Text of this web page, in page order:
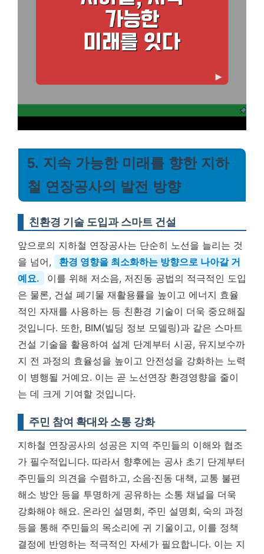
5. 지속 가능한 미래를 향한 지하
철 연장공사의 발전 방향
친환경 기술 도입과 스마트 건설
앞으로의 지하철 연장공사는 단순히 노선을 늘리는 것
을 넘어,
환경 영향을 최소화하는 방향으로 나아갈 거
예요.
이를 위해 저소음, 저진동 공법의 적극적인 도입
은 물론, 건설 폐기물 재활용률을 높이고 에너지 효율
적인 자재를 사용하는 등 친환경 기술이 더욱 중요해질
것입니다. 또한, BIM(빌딩 정보 모델링)과 같은 스마트
건설 기술을 활용하여 설계 단계부터 시공, 유지보수까
지 전 과정의 효율성을 높이고 안전성을 강화하는 노력
이 병행될 거예요. 이는 곧 노선연장 환경영향을 줄이
는 데 크게 기여할 것입니다.
주민 참여 확대와 소통 강화
지하철 연장공사의 성공은 지역 주민들의 이해와 협조
가 필수적입니다. 따라서 향후에는 공사 초기 단계부터
주민들의 의견을 수렴하고, 소음·진동 대책, 교통 불편
해소 방안 등을 투명하게 공유하는 소통 채널을 더욱
강화해야 해요. 온라인 설명회, 주민 설명회, 숙의 과정
등을 통해 주민들의 목소리에 귀 기울이고, 이를 정책
결정에 반영하는 적극적인 자세가 필요합니다. 이는 지